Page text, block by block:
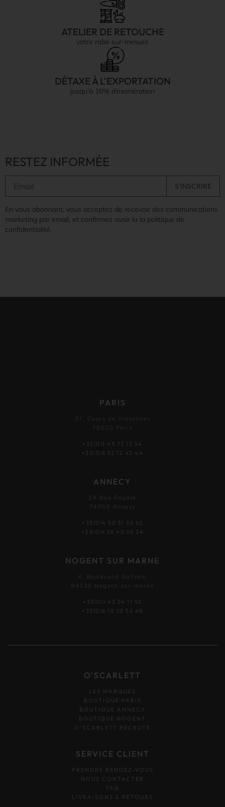
ATELIER DE RETOUCHE
votre robe sur-mesure
DÉTAXE À L'EXPORTATION
jusqu’à 16% d’exonération
RESTEZ INFORMÉE
En vous abonnant, vous acceptez de recevoir des communications
marketing par email, et confirmez avoir lu la politique de
confidentialité.
PARIS
37, Cours de Vincennes
75020 Paris
+33(0)1 43 73 13 54
+33(0)6 52 12 42 44
ANNECY
24 Rue Royale
74000 Annecy
+33(0)4 50 51 38 62
+33(0)6 28 40 55 34
NOGENT SUR MARNE
4, Boulevard Gallieni
94130 Nogent-sur-marne
+33(0)1 43 24 11 92
+33(0)6 18 08 52 48
O'SCARLETT
LES MARQUES
BOUTIQUE PARIS
BOUTIQUE ANNECY
BOUTIQUE NOGENT
O’SCARLETT RECRUTE
SERVICE CLIENT
PRENDRE RENDEZ-VOUS
NOUS CONTACTER
FAQ
LIVRAISONS & RETOURS